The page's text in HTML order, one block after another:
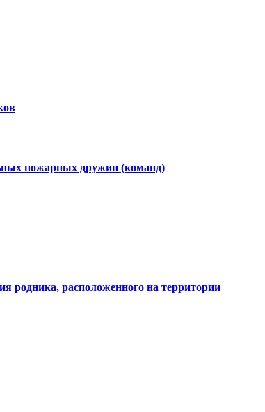
пожарных дружин (команд)
родника, расположенного на территории